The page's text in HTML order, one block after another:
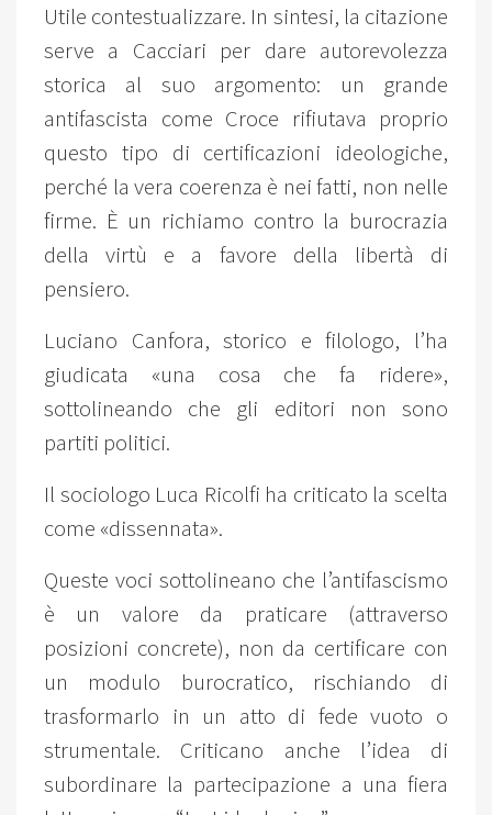
Utile contestualizzare. In sintesi, la citazione
serve a Cacciari per dare autorevolezza
storica al suo argomento: un grande
antifascista come Croce rifiutava proprio
questo tipo di certificazioni ideologiche,
perché la vera coerenza è nei fatti, non nelle
firme. È un richiamo contro la burocrazia
della virtù e a favore della libertà di
pensiero.
Luciano Canfora, storico e filologo, l’ha
giudicata «una cosa che fa ridere»,
sottolineando che gli editori non sono
partiti politici.
Il sociologo Luca Ricolfi ha criticato la scelta
come «dissennata».
Queste voci sottolineano che l’antifascismo
è un valore da praticare (attraverso
posizioni concrete), non da certificare con
un modulo burocratico, rischiando di
trasformarlo in un atto di fede vuoto o
strumentale. Criticano anche l’idea di
subordinare la partecipazione a una fiera